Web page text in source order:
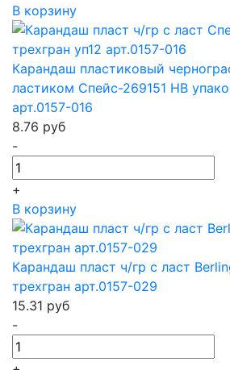
В корзину
Карандаш пластиковый
ластиком Спейс-269151 HB
арт.0157-016
8.76 руб
-
+
В корзину
Карандаш пласт ч/гр с ласт
трехгран арт.0157-029
15.31 руб
-